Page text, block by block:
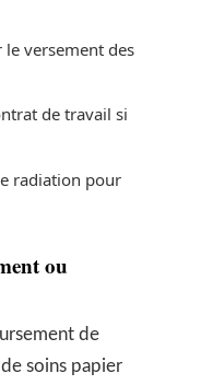
le versement des
de travail si
radiation pour
ou
de
soins papier